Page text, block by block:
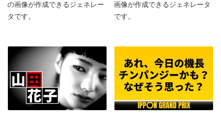
の画像が作成できるジェネレー
タです。
画像が作成できるジェネレータ
です。